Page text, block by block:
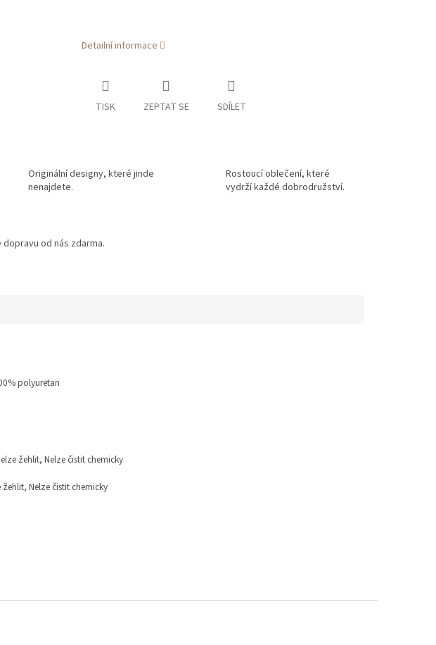
Detailní informace
TISK ZEPTAT SE SDÍLET
Originální designy, které jinde
nenajdete.
Rostoucí oblečení, které
vydrží každé dobrodružství.
od nás zdarma.
polyuretan
žehlit, Nelze čistit chemicky